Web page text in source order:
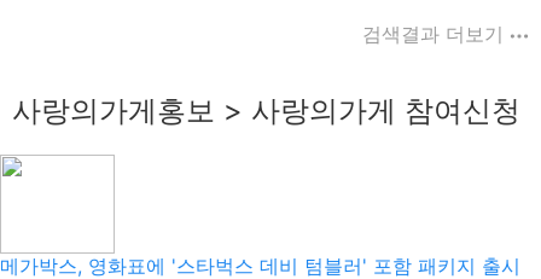
검색결과 더보기
사랑의가게홍보 > 사랑의가게 참여신청
메가박스, 영화표에 '스타벅스 데비 텀블러' 포함 패키지 출시